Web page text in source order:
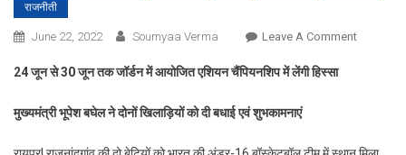
राजनीती
June 22, 2022 Soumyaa Verma Leave A CommentOn
24जून से30जून तक जॉर्डन में आयोजित एशियन चैंपियनशिप में लेंगी हिस्सा
मुख्यमंत्री भूपेश बघेल ने दोनों खिलाड़ियों को दी बधाई एवं शुभकामनाएं